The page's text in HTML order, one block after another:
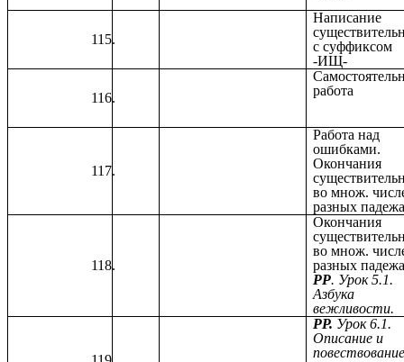
Написание
с суффиксом
-ИЩ-
работа
Работа над
ошибками.
Окончания
во множ.
разных
Окончания
во множ.
разных
РР. Урок 5.1.
Азбука
вежливости.
РР. Урок 6.1.
Описание и